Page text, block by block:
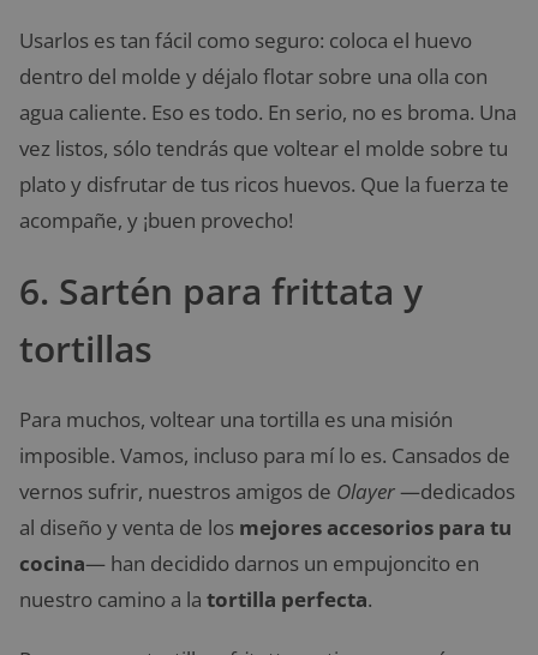
Usarlos es tan fácil como seguro: coloca el huevo
dentro del molde y déjalo flotar sobre una olla con
agua caliente. Eso es todo. En serio, no es broma. Una
vez listos, sólo tendrás que voltear el molde sobre tu
plato y disfrutar de tus ricos huevos. Que la fuerza te
acompañe, y ¡buen provecho!
6. Sartén para frittata y
tortillas
Para muchos, voltear una tortilla es una misión
imposible. Vamos, incluso para mí lo es. Cansados de
vernos sufrir, nuestros amigos de Olayer—dedicados
al diseño y venta de los mejores accesorios para tu
cocina— han decidido darnos un empujoncito en
nuestro camino a la tortilla perfecta.